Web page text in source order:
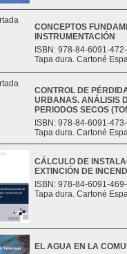
CONCEPTOS
INSTRUMENTACIÓN
ISBN: 978-84-6091-
Tapa dura. Cartoné
CONTROL DE
URBANAS. ANÁLISIS
PERIODOS SECOS
ISBN: 978-84-6091-
Tapa dura. Cartoné
CÁLCULO DE
EXTINCIÓN DE
ISBN: 978-84-6091-
Tapa dura. Cartoné
EL AGUA EN LA